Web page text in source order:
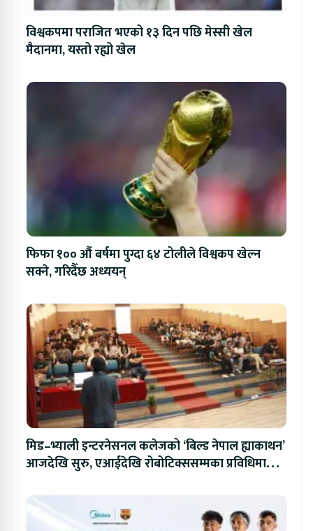
विश्वकपमा पराजित भएको १३ दिन पछि मेस्सी खेल
मैदानमा, यस्तो रह्यो खेल
फिफा १०० औं बर्षमा पुग्दा ६४ टोलीले विश्वकप खेल्न
सक्ने, गरिदैँछ अध्ययन्
मिड–भ्याली इन्टरनेसनल कलेजको ‘बिल्ड नेपाल ह्याकाथन’
आजदेखि सुरु, एआईदेखि रोबोटिक्ससम्मका प्रविधिमा